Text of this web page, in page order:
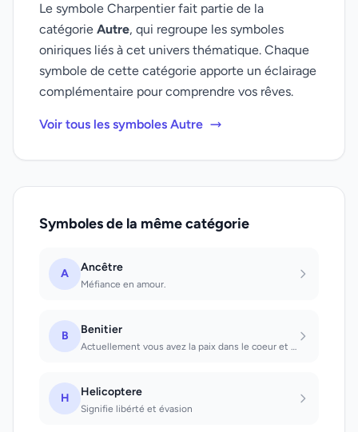
Le symbole Charpentier fait partie de la
catégorie Autre, qui regroupe les symboles
oniriques liés à cet univers thématique. Chaque
symbole de cette catégorie apporte un éclairage
complémentaire pour comprendre vos rêves.
Voir tous les symboles Autre
Symboles de la même catégorie
A Ancêtre
Méfiance en amour.
B Benitier
Actuellement vous avez la paix dans le coeur et l'âme
H Helicoptere
Signifie libérté et évasion